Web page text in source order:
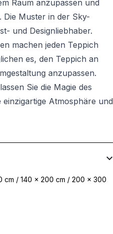
Raum anzupassen und
Die Muster in der Sky-
und Designliebhaber.
machen jeden Teppich
es, den Teppich an
anzupassen.
Sie die Magie des
Atmosphäre und
cm / 140 x 200 cm / 200 x 300